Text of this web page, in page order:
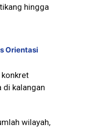
hingga
Orientasi
konkret
di kalangan
wilayah,